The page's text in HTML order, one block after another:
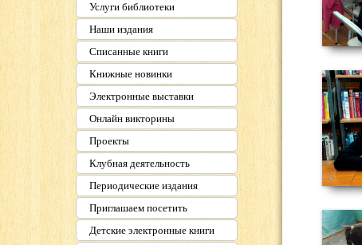
Услуги библиотеки
Наши издания
Списанные книги
Книжные новинки
Электронные выставки
Онлайн викторины
Проекты
Клубная деятельность
Периодические издания
Приглашаем посетить
Детские электронные книги